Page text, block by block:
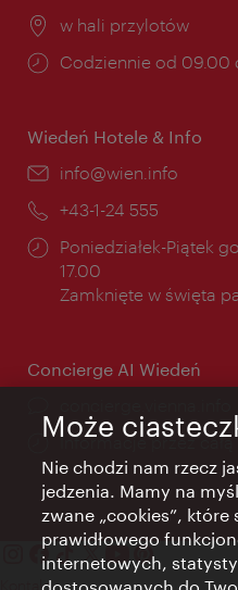
Miejsce:
w hali przylotów
Godziny
Codziennie od 09.00
Wiedeń Hotele & Info
E-
info@wien.info
Telefon:
+43-1-24 555
Godziny
otwarcia:
Poniedziałek-Piątek
17.00
Zamknięte w święta
Concierge AI Wiedeń
Informacje przez całą
Kontakt
Może
Nie chodzi nam rzecz
jedzenia. Mamy na
zwane „cookies”, które
prawidłowego
internetowych,